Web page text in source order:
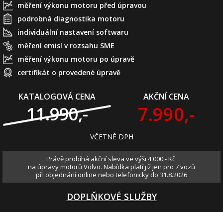
měření výkonu motoru před úpravou
podrobná diagnostika motoru
individuální nastavení softwaru
měření emisí v rozsahu SME
měření výkonu motoru po úpravě
certifikát o provedené úpravě
KATALOGOVÁ CENA
11.990,-
AKČNÍ CENA
7.990,-
VČETNĚ DPH
Právě probíhá akční sleva ve výši 4.000,- Kč
na úpravy motorů Volvo. Nabídka platí již jen pro 7 vozů
při objednání online nebo telefonicky do 31.8.2026
DOPLŇKOVÉ SLUŽBY